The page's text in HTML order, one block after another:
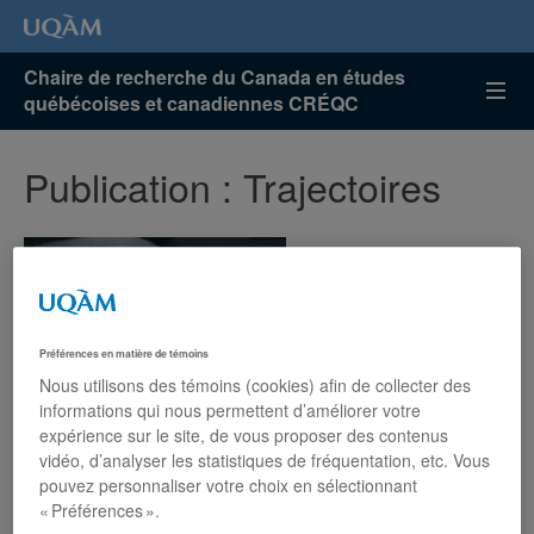
Chaire de recherche du Canada en études
québécoises et canadiennes CRÉQC
Publication : Trajectoires
Préférences en matière de témoins
Nous utilisons des témoins (cookies) afin de collecter des
informations qui nous permettent d’améliorer votre
expérience sur le site, de vous proposer des contenus
vidéo, d’analyser les statistiques de fréquentation, etc. Vous
pouvez personnaliser votre choix en sélectionnant
« Préférences ».